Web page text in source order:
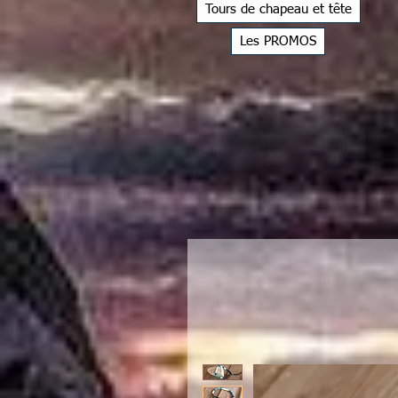
Tours de chapeau et tête
Les PROMOS